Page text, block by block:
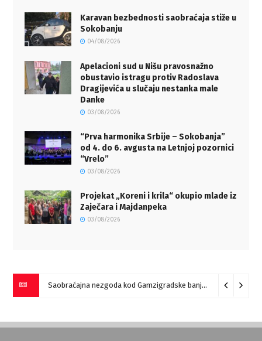
Karavan bezbednosti saobraćaja stiže u
Sokobanju
04/08/2026
Apelacioni sud u Nišu pravosnažno
obustavio istragu protiv Radoslava
Dragijevića u slučaju nestanka male
Danke
03/08/2026
“Prva harmonika Srbije – Sokobanja”
od 4. do 6. avgusta na Letnjoj pozornici
“Vrelo”
03/08/2026
Projekat „Koreni i krila“ okupio mlade iz
Zaječara i Majdanpeka
03/08/2026
05/08/2026
Helikopter i vatrogasci iz više gradova pomažu u gašenju požara na istoku Srbije (VIDEO)